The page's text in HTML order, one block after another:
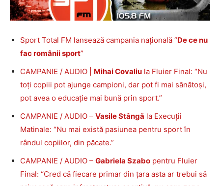
Sport Total FM lansează campania națională “De ce nu
fac românii sport”
CAMPANIE / AUDIO | Mihai Covaliu la Fluier Final: “Nu
toți copiii pot ajunge campioni, dar pot fi mai sănătoși,
pot avea o educație mai bună prin sport.”
CAMPANIE / AUDIO – Vasile Stângă la Execuții
Matinale: “Nu mai există pasiunea pentru sport în
rândul copiilor, din păcate.”
CAMPANIE / AUDIO – Gabriela Szabo pentru Fluier
Final: “Cred că fiecare primar din țara asta ar trebui să